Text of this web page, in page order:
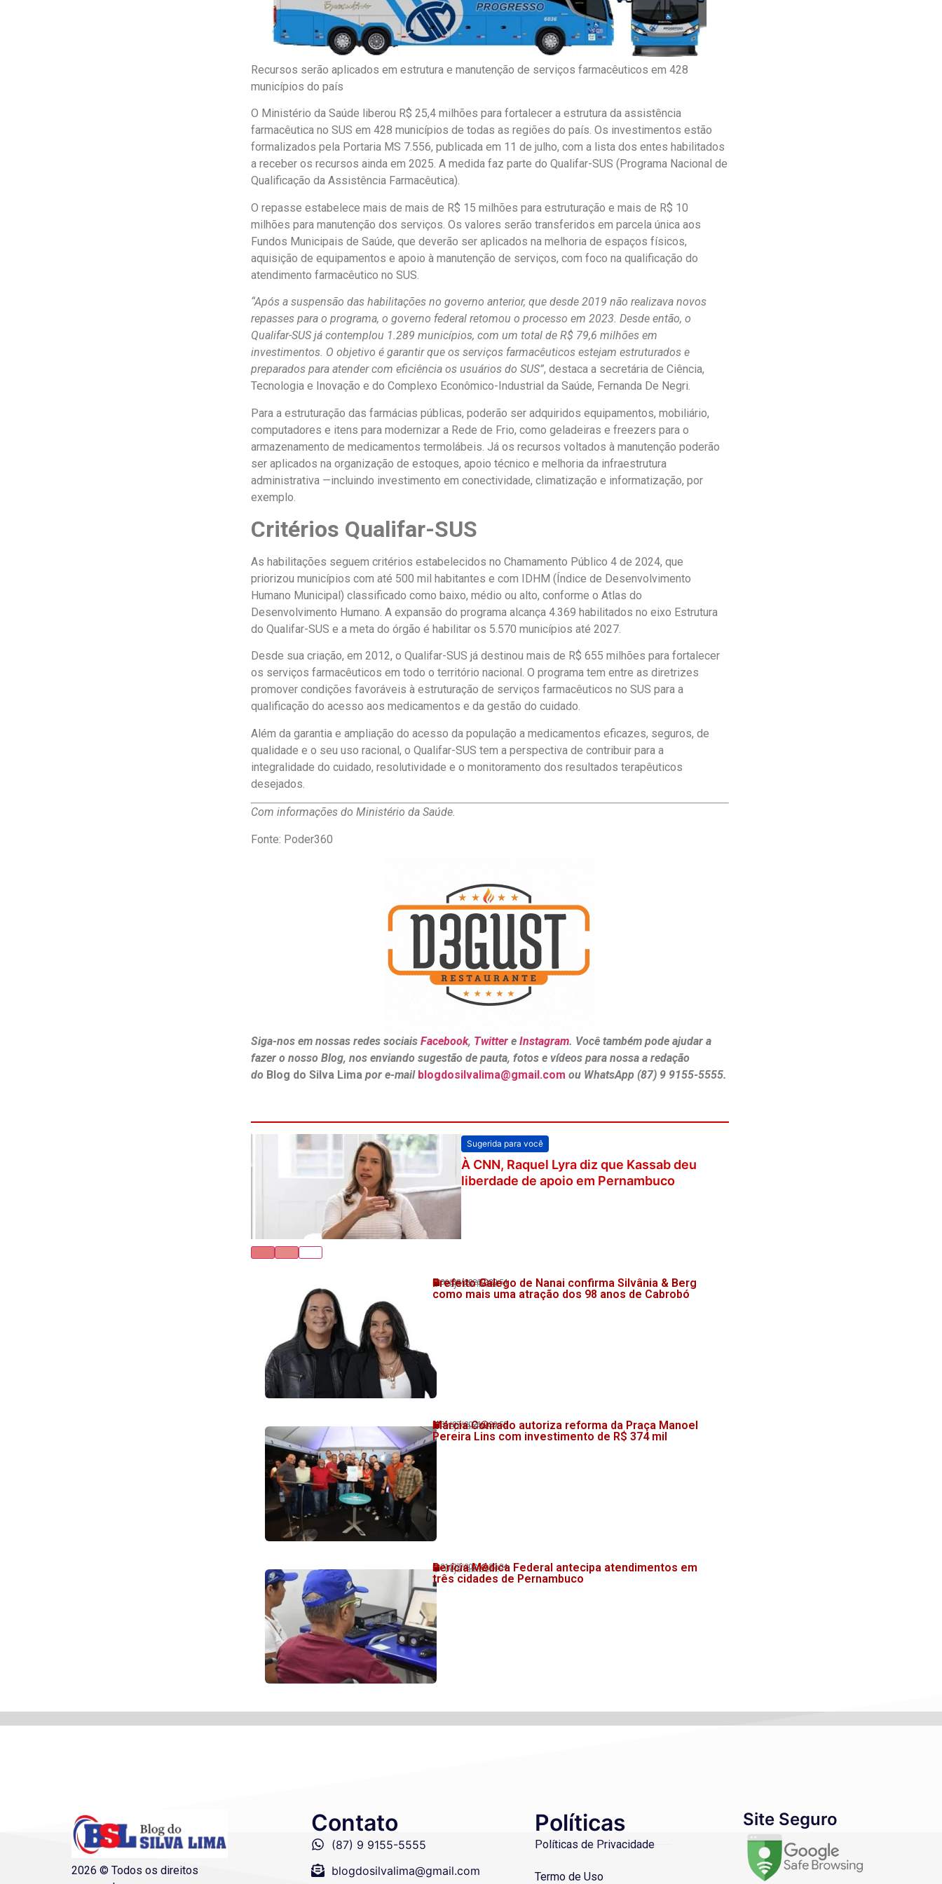
Recursos serão aplicados em estrutura e manutenção de serviços farmacêuticos em 428
municípios do país
O Ministério da Saúde liberou R$ 25,4 milhões para fortalecer a estrutura da assistência
farmacêutica no SUS em 428 municípios de todas as regiões do país. Os investimentos estão
formalizados pela Portaria MS 7.556, publicada em 11 de julho, com a lista dos entes habilitados
a receber os recursos ainda em 2025. A medida faz parte do Qualifar-SUS (Programa Nacional de
Qualificação da Assistência Farmacêutica).
O repasse estabelece mais de mais de R$ 15 milhões para estruturação e mais de R$ 10
milhões para manutenção dos serviços. Os valores serão transferidos em parcela única aos
Fundos Municipais de Saúde, que deverão ser aplicados na melhoria de espaços físicos,
aquisição de equipamentos e apoio à manutenção de serviços, com foco na qualificação do
atendimento farmacêutico no SUS.
“Após a suspensão das habilitações no governo anterior, que desde 2019 não realizava novos
repasses para o programa, o governo federal retomou o processo em 2023. Desde então, o
Qualifar-SUS já contemplou 1.289 municípios, com um total de R$ 79,6 milhões em
investimentos. O objetivo é garantir que os serviços farmacêuticos estejam estruturados e
preparados para atender com eficiência os usuários do SUS”, destaca a secretária de Ciência,
Tecnologia e Inovação e do Complexo Econômico-Industrial da Saúde, Fernanda De Negri.
Para a estruturação das farmácias públicas, poderão ser adquiridos equipamentos, mobiliário,
computadores e itens para modernizar a Rede de Frio, como geladeiras e freezers para o
armazenamento de medicamentos termolábeis. Já os recursos voltados à manutenção poderão
ser aplicados na organização de estoques, apoio técnico e melhoria da infraestrutura
administrativa —incluindo investimento em conectividade, climatização e informatização, por
exemplo.
Critérios Qualifar-SUS
As habilitações seguem critérios estabelecidos no Chamamento Público 4 de 2024, que
priorizou municípios com até 500 mil habitantes e com IDHM (Índice de Desenvolvimento
Humano Municipal) classificado como baixo, médio ou alto, conforme o Atlas do
Desenvolvimento Humano. A expansão do programa alcança 4.369 habilitados no eixo Estrutura
do Qualifar-SUS e a meta do órgão é habilitar os 5.570 municípios até 2027.
Desde sua criação, em 2012, o Qualifar-SUS já destinou mais de R$ 655 milhões para fortalecer
os serviços farmacêuticos em todo o território nacional. O programa tem entre as diretrizes
promover condições favoráveis à estruturação de serviços farmacêuticos no SUS para a
qualificação do acesso aos medicamentos e da gestão do cuidado.
Além da garantia e ampliação do acesso da população a medicamentos eficazes, seguros, de
qualidade e o seu uso racional, o Qualifar-SUS tem a perspectiva de contribuir para a
integralidade do cuidado, resolutividade e o monitoramento dos resultados terapêuticos
desejados.
Com informações do Ministério da Saúde.
Fonte: Poder360
Siga-nos em nossas redes sociais Facebook, Twittere Instagram. Você também pode ajudar a
fazer o nosso Blog, nos enviando sugestão de pauta, fotos e vídeos para nossa a redação
doBlog do Silva Lima por e-mail blogdosilvalima@gmail.com ou WhatsApp (87) 9 9155-5555.
Sugerida para você
À CNN, Raquel Lyra diz que Kassab deu
liberdade de apoio em Pernambuco
💬 Veja também!
06/08/2026 20:54
Prefeito Galego de Nanai confirma Silvânia & Berg
como mais uma atração dos 98 anos de Cabrobó
💬 Veja também!
31/07/2026 20:58
Márcia Conrado autoriza reforma da Praça Manoel
Pereira Lins com investimento de R$ 374 mil
💬 Veja também!
31/07/2026 20:34
Perícia Médica Federal antecipa atendimentos em
três cidades de Pernambuco
2026 © Todos os direitos
Contato
(87) 9 9155-5555
blogdosilvalima@gmail.com
Políticas
Políticas de Privacidade
Termo de Uso
Site Seguro